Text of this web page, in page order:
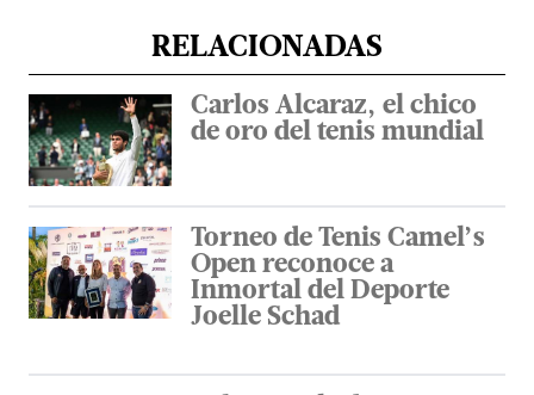
RELACIONADAS
Carlos Alcaraz, el chico
de oro del tenis mundial
Torneo de Tenis Camel’s
Open reconoce a
Inmortal del Deporte
Joelle Schad